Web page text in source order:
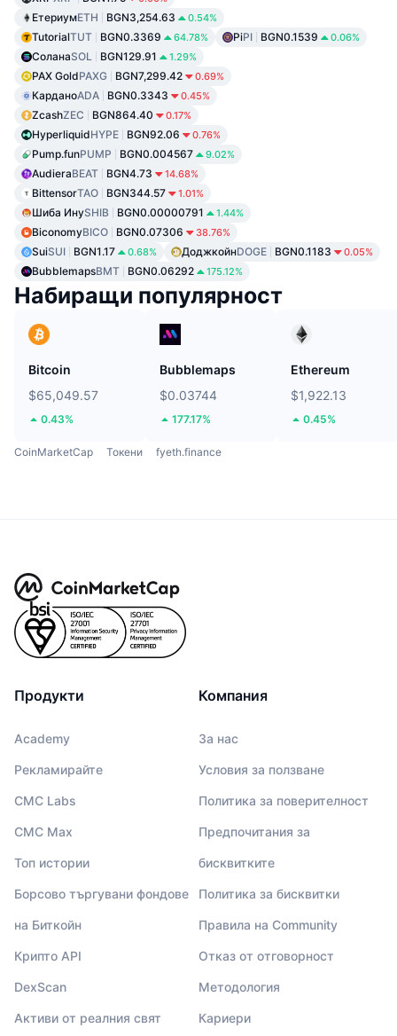
ЕтериумETH BGN3,254.63 0.54%
TutorialTUT BGN0.3369 64.78% PiPI BGN0.1539 0.06%
СоланаSOL BGN129.91 1.29%
PAX GoldPAXG BGN7,299.42 0.69%
КарданоADA BGN0.3343 0.45%
ZcashZEC BGN864.40 0.17%
HyperliquidHYPE BGN92.06 0.76%
Pump.funPUMP BGN0.004567 9.02%
AudieraBEAT BGN4.73 14.68%
BittensorTAO BGN344.57 1.01%
Шиба ИнуSHIB BGN0.00000791 1.44%
BiconomyBICO BGN0.07306 38.76%
SuiSUI BGN1.17 0.68% ДоджкойнDOGE BGN0.1183 0.05%
BubblemapsBMT BGN0.06292 175.12%
Набиращи популярност
Bitcoin
$65,049.57
0.43%
Bubblemaps
$0.03744
177.17%
Ethereum
$1,922.13
0.45%
CoinMarketCap Токени fyeth.finance
Продукти
Academy
Рекламирайте
CMC Labs
CMC Max
Топ истории
Борсово търгувани фондове
на Биткойн
Крипто API
DexScan
Активи от реалния свят
Компания
За нас
Условия за ползване
Политика за поверителност
Предпочитания за
бисквитките
Политика за бисквитки
Правила на Community
Отказ от отговорност
Методология
Кариери